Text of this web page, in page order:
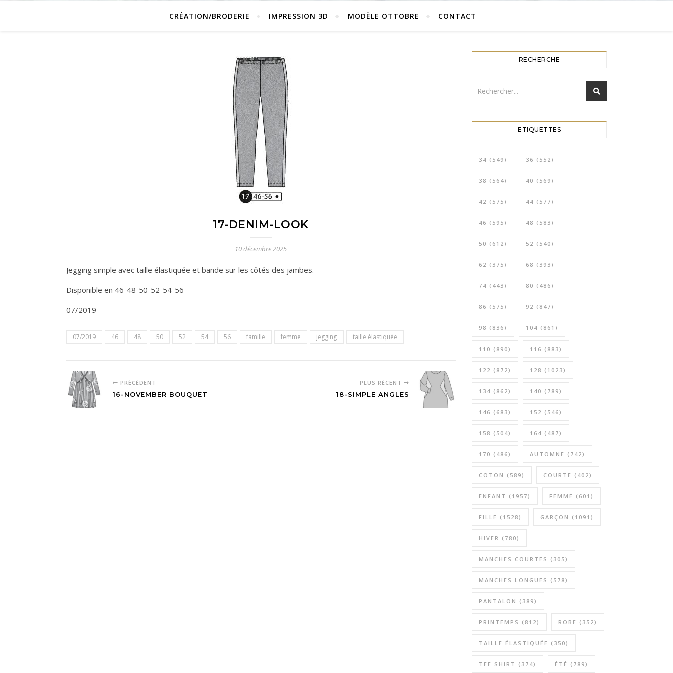
CRÉATION/BRODERIE IMPRESSION 3D MODÈLE OTTOBRE CONTACT
17-DENIM-LOOK
10 décembre 2025
Jegging simple avec taille élastiquée et bande sur les côtés des jambes.
Disponible en 46-48-50-52-54-56
07/2019
07/2019 46 48 50 52 54 56 famille femme jegging taille élastiquée
PRÉCÉDENT
16-NOVEMBER BOUQUET
PLUS RÉCENT
18-SIMPLE ANGLES
RECHERCHE
ETIQUETTES
34 (549) 36 (552)
38 (564) 40 (569)
42 (575) 44 (577)
46 (595) 48 (583)
50 (612) 52 (540)
62 (375) 68 (393)
74 (443) 80 (486)
86 (575) 92 (847)
98 (836) 104 (861)
110 (890) 116 (883)
122 (872) 128 (1023)
134 (862) 140 (789)
146 (683) 152 (546)
158 (504) 164 (487)
170 (486) AUTOMNE (742)
COTON (589) COURTE (402)
ENFANT (1957) FEMME (601)
FILLE (1528) GARÇON (1091)
HIVER (780)
MANCHES COURTES (305)
MANCHES LONGUES (578)
PANTALON (389)
PRINTEMPS (812) ROBE (352)
TAILLE ÉLASTIQUÉE (350)
TEE SHIRT (374) ÉTÉ (789)